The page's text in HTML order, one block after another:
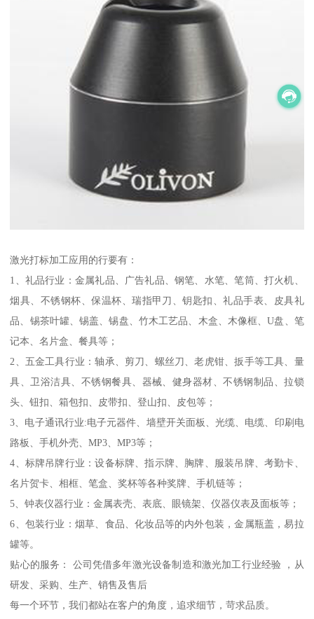
激光打标加工应用的行要有：
1、礼品行业：金属礼品、广告礼品、钢笔、水笔、笔筒、打火机、
烟具、不锈钢杯、保温杯、瑞指甲刀、钥匙扣、礼品手表、皮具礼
品、锡茶叶罐、锡盖、锡盘、竹木工艺品、木盒、木像框、U盘、笔
记本、名片盒、餐具等；
2、五金工具行业：轴承、剪刀、螺丝刀、老虎钳、扳手等工具、量
具、卫浴洁具、不锈钢餐具、器械、健身器材、不锈钢制品、拉锁
头、钮扣、箱包扣、皮带扣、登山扣、皮包等；
3、电子通讯行业:电子元器件、墙壁开关面板、光缆、电缆、印刷电
路板、手机外壳、MP3、MP3等；
4、标牌吊牌行业：设备标牌、指示牌、胸牌、服装吊牌、考勤卡、
名片贺卡、相框、笔盒、奖杯等各种奖牌、手机链等；
5、钟表仪器行业：金属表壳、表底、眼镜架、仪器仪表及面板等；
6、包装行业：烟草、食品、化妆品等的内外包装，金属瓶盖，易拉
罐等。
贴心的服务： 公司凭借多年激光设备制造和激光加工行业经验 ，从
研发、采购、生产、销售及售后
每一个环节，我们都站在客户的角度，追求细节，苛求品质。